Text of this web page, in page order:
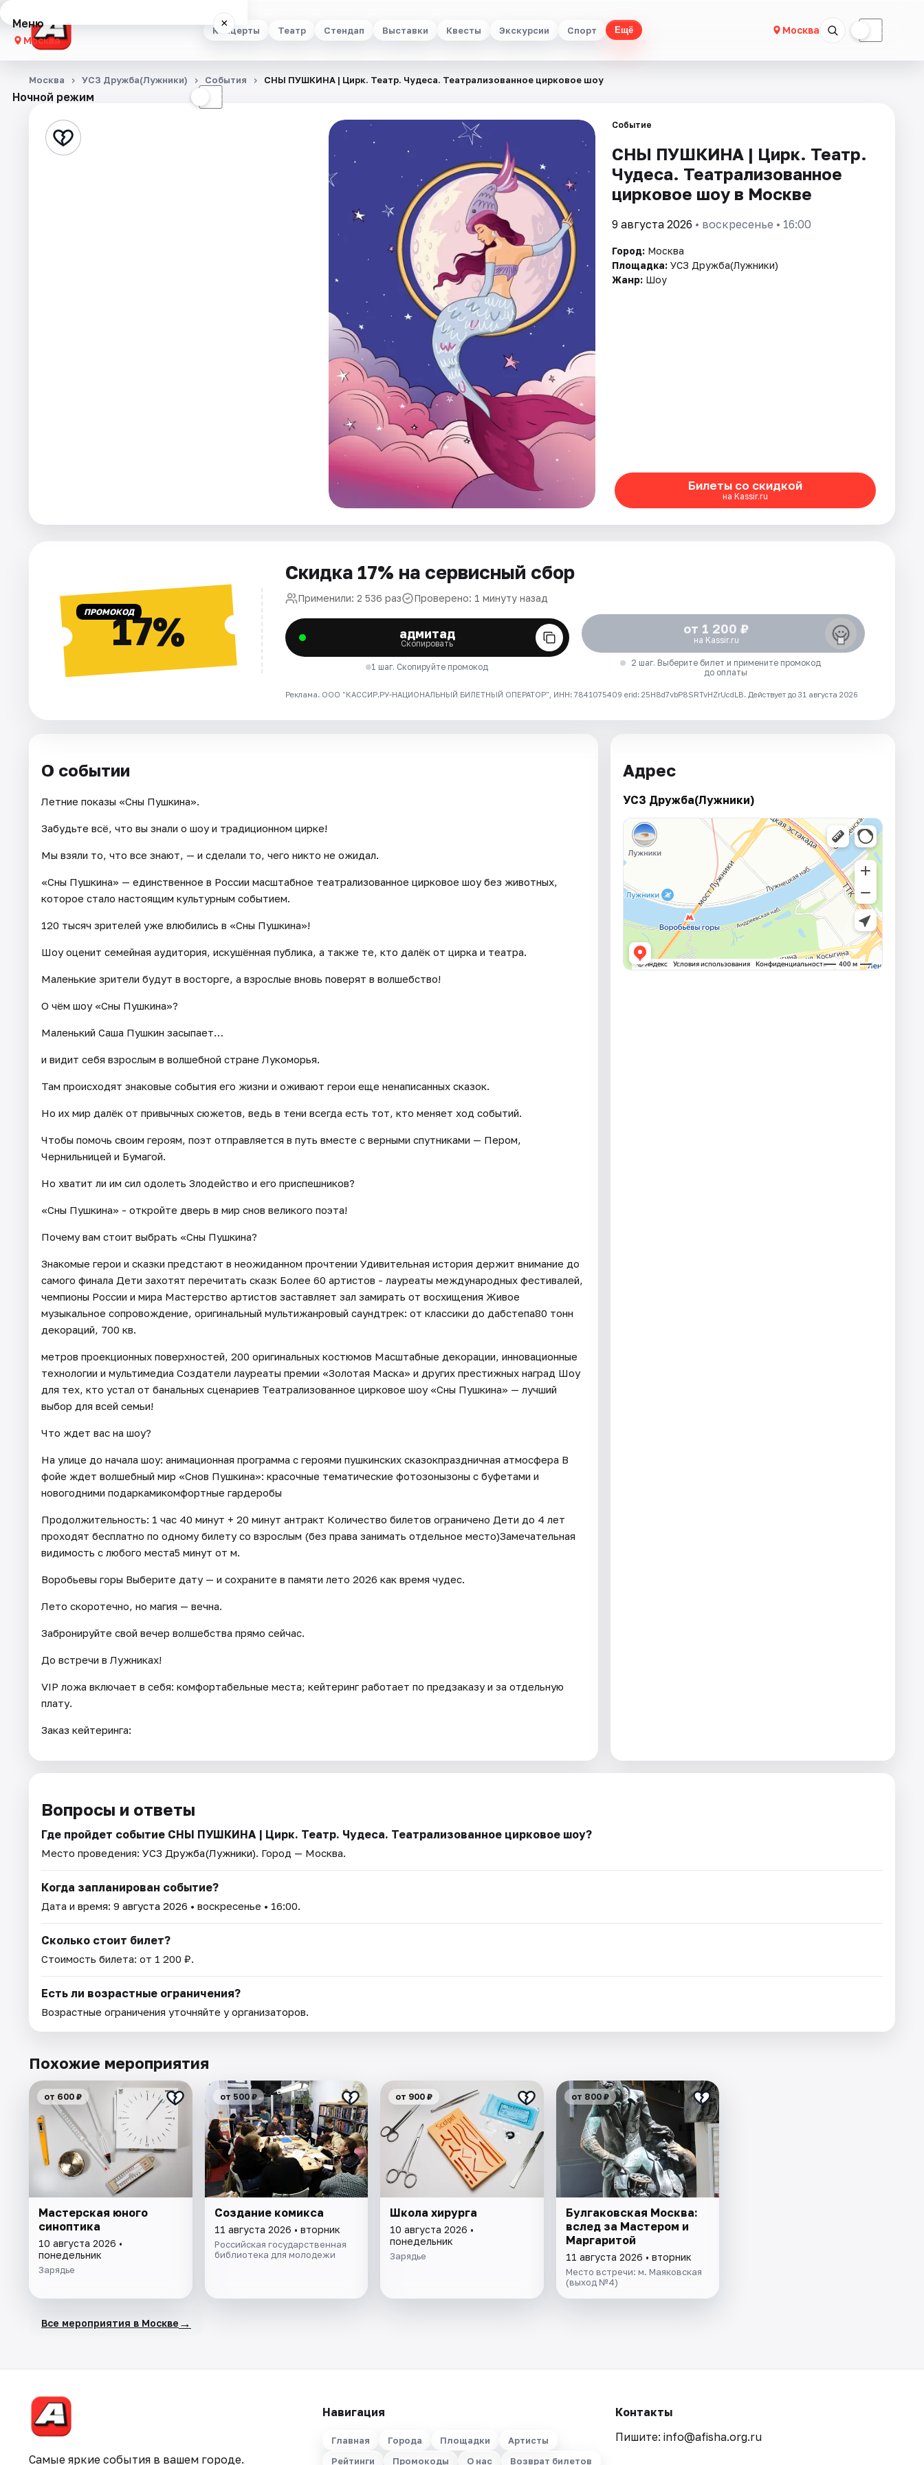
Концерты Театр Стендап Выставки Квесты Экскурсии Спорт Ещё Москва ☾
Меню ×
Москва
Концерты
Стендап
Ночной режим ☾
Москва УСЗ Дружба(Лужники) События СНЫ ПУШКИНА | Цирк. Театр. Чудеса. Театрализованное цирковое шоу
Событие
СНЫ ПУШКИНА | Цирк. Театр.
Чудеса. Театрализованное
цирковое шоу в Москве
9 августа 2026 • воскресенье • 16:00
Город: Москва
Площадка: УСЗ Дружба(Лужники)
Жанр: Шоу
Билеты со скидкой
на Kassir.ru
ПРОМОКОД17%
Скидка 17% на сервисный сбор
Применили: 2 536 раз Проверено: 1 минуту назад
адмитад
Скопировать
1 шаг. Скопируйте промокод
от 1 200 ₽
на Kassir.ru
2 шаг. Выберите билет и примените промокод
до оплаты
Реклама. ООО "КАССИР.РУ-НАЦИОНАЛЬНЫЙ БИЛЕТНЫЙ ОПЕРАТОР", ИНН: 7841075409 erid: 25H8d7vbP8SRTvHZrUcdLB. Действует до 31 августа 2026
О событии
Летние показы «Сны Пушкина».
Забудьте всё, что вы знали о шоу и традиционном цирке!
Мы взяли то, что все знают, — и сделали то, чего никто не ожидал.
«Сны Пушкина» — единственное в России масштабное театрализованное цирковое шоу без животных,
которое стало настоящим культурным событием.
120 тысяч зрителей уже влюбились в «Сны Пушкина»!
Шоу оценит семейная аудитория, искушённая публика, а также те, кто далёк от цирка и театра.
Маленькие зрители будут в восторге, а взрослые вновь поверят в волшебство!
О чём шоу «Сны Пушкина»?
Маленький Саша Пушкин засыпает…
и видит себя взрослым в волшебной стране Лукоморья.
Там происходят знаковые события его жизни и оживают герои еще ненаписанных сказок.
Но их мир далёк от привычных сюжетов, ведь в тени всегда есть тот, кто меняет ход событий.
Чтобы помочь своим героям, поэт отправляется в путь вместе с верными спутниками — Пером,
Чернильницей и Бумагой.
Но хватит ли им сил одолеть Злодейство и его приспешников?
«Сны Пушкина» - откройте дверь в мир снов великого поэта!
Почему вам стоит выбрать «Сны Пушкина?
Знакомые герои и сказки предстают в неожиданном прочтении Удивительная история держит внимание до
самого финала Дети захотят перечитать сказк Более 60 артистов - лауреаты международных фестивалей,
чемпионы России и мира Мастерство артистов заставляет зал замирать от восхищения Живое
музыкальное сопровождение, оригинальный мультижанровый саундтрек: от классики до дабстепа80 тонн
декораций, 700 кв.
метров проекционных поверхностей, 200 оригинальных костюмов Масштабные декорации, инновационные
технологии и мультимедиа Создатели лауреаты премии «Золотая Маска» и других престижных наград Шоу
для тех, кто устал от банальных сценариев Театрализованное цирковое шоу «Сны Пушкина» — лучший
выбор для всей семьи!
Что ждет вас на шоу?
На улице до начала шоу: анимационная программа с героями пушкинских сказокпраздничная атмосфера В
фойе ждет волшебный мир «Снов Пушкина»: красочные тематические фотозонызоны с буфетами и
новогодними подаркамикомфортные гардеробы
Продолжительность: 1 час 40 минут + 20 минут антракт Количество билетов ограничено Дети до 4 лет
проходят бесплатно по одному билету со взрослым (без права занимать отдельное место)Замечательная
видимость с любого места5 минут от м.
Воробьевы горы Выберите дату — и сохраните в памяти лето 2026 как время чудес.
Лето скоротечно, но магия — вечна.
Забронируйте свой вечер волшебства прямо сейчас.
До встречи в Лужниках!
VIP ложа включает в себя: комфортабельные места; кейтеринг работает по предзаказу и за отдельную
плату.
Заказ кейтеринга:
Адрес
УСЗ Дружба(Лужники)
Вопросы и ответы
Где пройдет событие СНЫ ПУШКИНА | Цирк. Театр. Чудеса. Театрализованное цирковое шоу?
Место проведения: УСЗ Дружба(Лужники). Город — Москва.
Когда запланирован событие?
Дата и время: 9 августа 2026 • воскресенье • 16:00.
Сколько стоит билет?
Стоимость билета: от 1 200 ₽.
Есть ли возрастные ограничения?
Возрастные ограничения уточняйте у организаторов.
Похожие мероприятия
от 600 ₽
Мастерская юного
синоптика
10 августа 2026 •
понедельник
Зарядье
от 500 ₽
Создание комикса
11 августа 2026 • вторник
Российская государственная
библиотека для молодежи
от 900 ₽
Школа хирурга
10 августа 2026 •
понедельник
Зарядье
от 800 ₽
Булгаковская Москва:
вслед за Мастером и
Маргаритой
11 августа 2026 • вторник
Место встречи: м. Маяковская
(выход №4)
Все мероприятия в Москве →
Самые яркие события в вашем городе.
Навигация
Главная Города Площадки
Артисты
Рейтинги
Промокоды О нас Возврат билетов
Контакты
Пишите: info@afisha.org.ru